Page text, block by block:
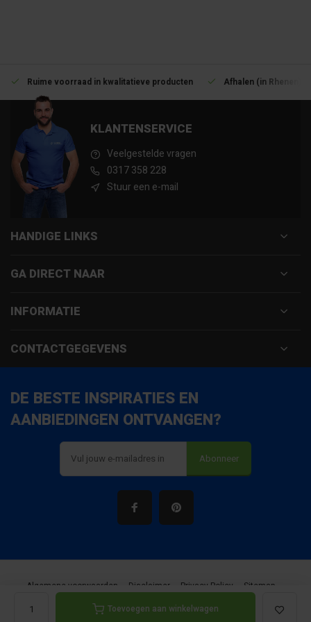
Toevoegen aan winkelwagen
Ruime voorraad in kwalitatieve producten Afhalen (in Rhenen)
KLANTENSERVICE
Veelgestelde vragen
0317 358 228
Stuur een e-mail
HANDIGE LINKS
GA DIRECT NAAR
INFORMATIE
CONTACTGEGEVENS
DE BESTE INSPIRATIES EN
AANBIEDINGEN ONTVANGEN?
Abonneer
Algemene voorwaarden Disclaimer Privacy Policy Sitemap